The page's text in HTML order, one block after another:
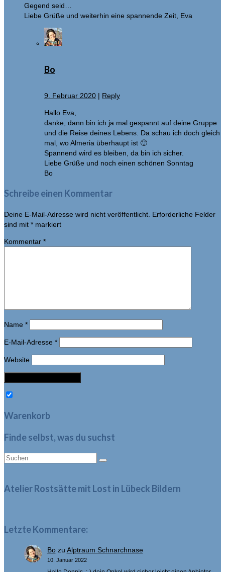
Gegend seid…
Liebe Grüße und weiterhin eine spannende Zeit, Eva
Bo
9. Februar 2020 | Reply
Hallo Eva,
danke, dann bin ich ja mal gespannt auf deine Gruppe
und die Reise deines Lebens. Da schau ich doch gleich
mal, wo Almeria überhaupt ist 🙂
Spannend wird es bleiben, da bin ich sicher.
Liebe Grüße und noch einen schönen Sonntag
Bo
Schreibe einen Kommentar
Deine E-Mail-Adresse wird nicht veröffentlicht. Erforderliche Felder
sind mit * markiert
Kommentar *
Name *
E-Mail-Adresse *
Website
Warenkorb
Finde selbst, was du suchst
Suche
Atelier Rostsätte mit Lost in Lübeck Bildern
Letzte Kommentare:
Bozu Alptraum Schnarchnase
10. Januar 2022